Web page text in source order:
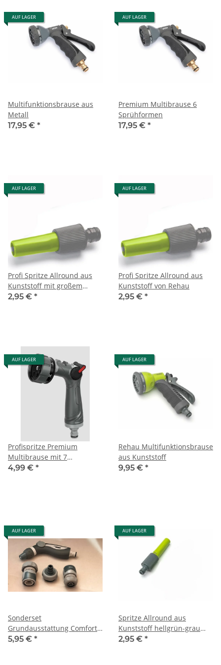
AUF LAGER
Multifunktionsbrause aus
Metall
17,95 € *
AUF LAGER
Premium Multibrause 6
Sprühformen
17,95 € *
AUF LAGER
Profi Spritze Allround aus
Kunststoff mit großem
Durchfluß von Rehau
2,95 € *
AUF LAGER
Profi Spritze Allround aus
Kunststoff von Rehau
2,95 € *
AUF LAGER
Profispritze Premium
Multibrause mit 7
Sprühformen
4,99 € *
AUF LAGER
Rehau Multifunktionsbrause
aus Kunststoff
9,95 € *
AUF LAGER
Sonderset
Grundausstattung Comfort
3/4" mit Impulsspritze
5,95 € *
AUF LAGER
Spritze Allround aus
Kunststoff hellgrün-grau
stufenlos verstellbar
2,95 € *